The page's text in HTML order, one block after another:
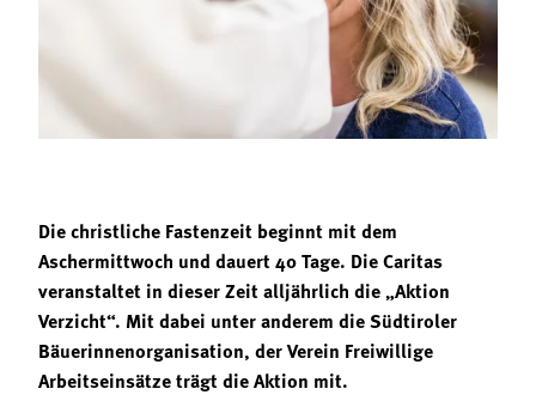
Mitgliedschaft
Landessekretariat
Hofgeschichten
Die christliche Fastenzeit beginnt mit dem
Aschermittwoch und dauert 40 Tage. Die Caritas
veranstaltet in dieser Zeit alljährlich die „Aktion
Verzicht“. Mit dabei unter anderem die Südtiroler
Bäuerinnenorganisation, der Verein Freiwillige
Arbeitseinsätze trägt die Aktion mit.